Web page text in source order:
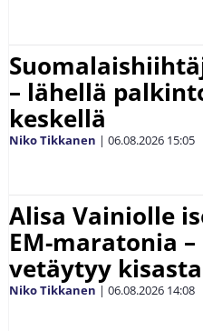
– lähellä
keskellä
Niko Tikkanen | 06.08.2026 15:05
Alisa Vainiolle
EM-maratonia
vetäytyy kisasta
Niko Tikkanen | 06.08.2026 14:08